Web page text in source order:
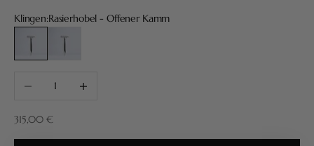
Klingen:Rasierhobel - Offener Kamm
Rasierhobel - Offener Kamm
Rasierhobel - Geschlossener Kamm
Anzahl verringern
Angebot
315,00 €